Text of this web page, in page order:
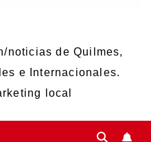
noticias de Quilmes,
e Internacionales.
local